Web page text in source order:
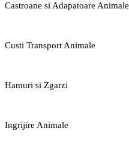
Castroane si Adapatoare Animale
Custi Transport Animale
Hamuri si Zgarzi
Ingrijire Animale